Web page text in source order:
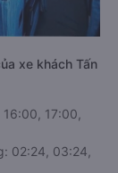
xe khách Tấn
17:00,
02:24, 03:24,